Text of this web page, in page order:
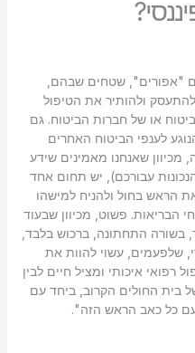
"אפורים", שטחים שבהם,
ולהותיר את הטיפול
או של חברות הביטוח. גם
לענפי הביטוח האחרים
מכיוון שאנחנו מאמינים שידע
עבורכם), יש תחום אחד
הראש בחול ולהניח למישהו
הבריאות. פשוט, מכיוון שבעוד
בשורה התחתונה, ברכוש בלבד,
שלפעמים, עשוי להוות את
רפואי איכותי ומציל חיים לבין
בית החולים הקרוב, ביחד עם
כל כאב הראש הזה".